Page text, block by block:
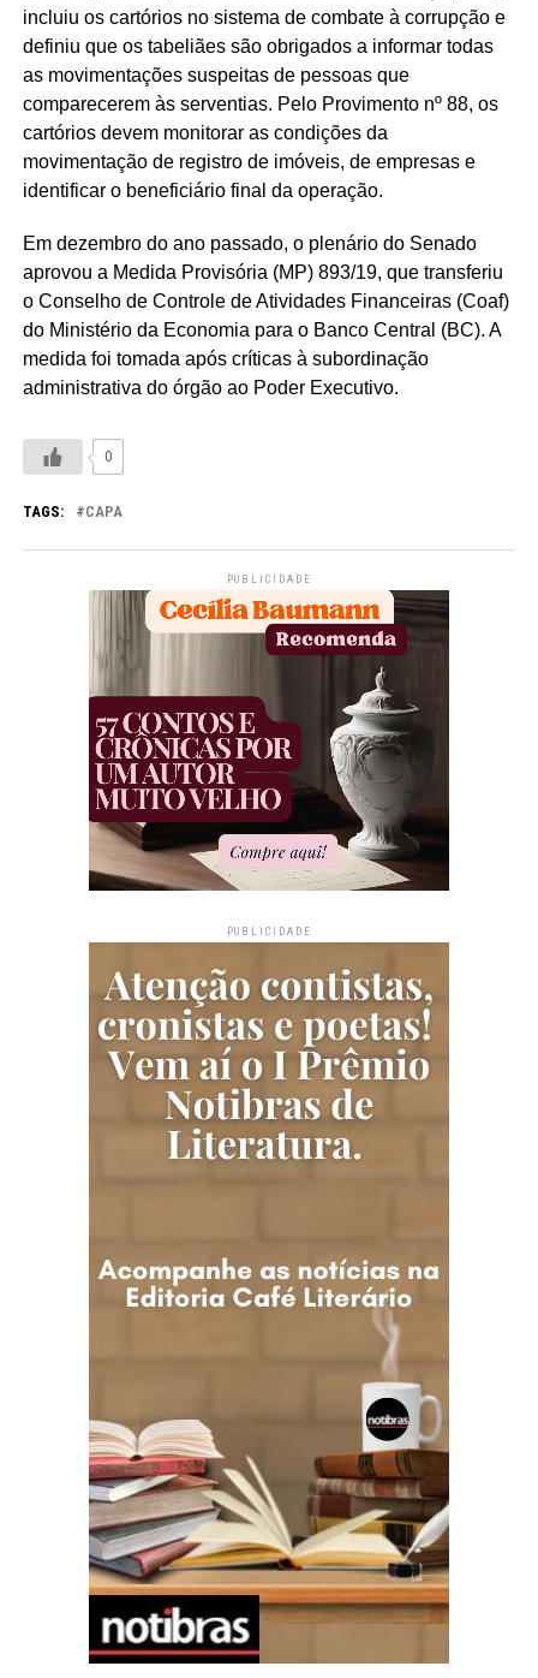
incluiu os cartórios no sistema de combate à corrupção e
definiu que os tabeliães são obrigados a informar todas
as movimentações suspeitas de pessoas que
comparecerem às serventias. Pelo Provimento nº 88, os
cartórios devem monitorar as condições da
movimentação de registro de imóveis, de empresas e
identificar o beneficiário final da operação.
Em dezembro do ano passado, o plenário do Senado
aprovou a Medida Provisória (MP) 893/19, que transferiu
o Conselho de Controle de Atividades Financeiras (Coaf)
do Ministério da Economia para o Banco Central (BC). A
medida foi tomada após críticas à subordinação
administrativa do órgão ao Poder Executivo.
0
TAGS: CAPA
PUBLICIDADE
PUBLICIDADE